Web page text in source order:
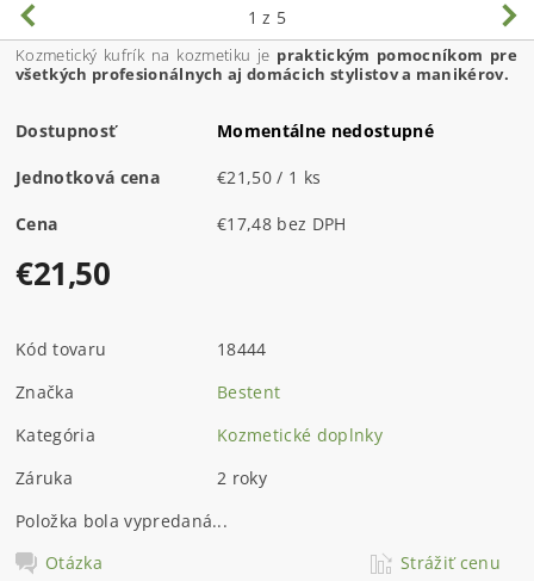
1 z 5
Kozmetický kufrík na kozmetiku je praktickým pomocníkom pre
všetkých profesionálnych aj domácich stylistov a manikérov.
Dostupnosť Momentálne nedostupné
Jednotková cena €21,50 / 1 ks
Cena €17,48 bez DPH
€21,50
Kód tovaru
18444
Značka
Bestent
Kategória
Kozmetické doplnky
Záruka
2 roky
Položka bola vypredaná...
Otázka
Strážiť cenu